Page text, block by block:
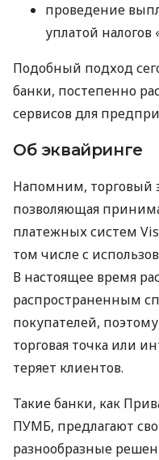
проведение
уплатой налогов
Подобный подход
банки, постепенно
сервисов для
Об эквайринге
Напомним, торговый
позволяющая
платежных систем
том числе с
В настоящее время
распространенным
покупателей,
торговая точка или
теряет клиентов.
Такие банки, как
ПУМБ, предлагают
разнообразные